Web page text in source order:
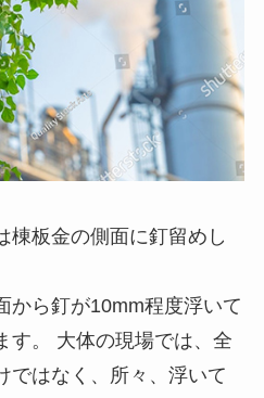
棟板金の側面に釘留めし
から釘が10mm程度浮いて
す。 大体の現場では、全
ではなく、所々、浮いて